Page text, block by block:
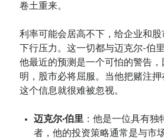
卷土重来。
利率可能会居高不下，给企业和
下行压力。这一切都与迈克尔-伯
他最近的预测是一个可怕的警告
明，股市必将屈服。当他把赌注押
这个信息就很难被忽视。
迈克尔·伯里 ：他是一位具有独
者，他的投资策略通常是与市